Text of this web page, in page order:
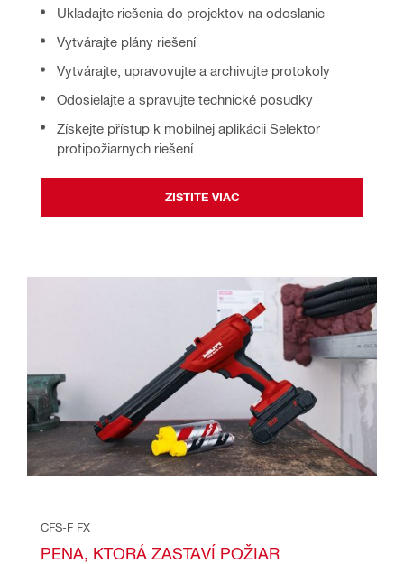
Ukladajte riešenia do projektov na odoslanie
Vytvárajte plány riešení
Vytvárajte, upravovujte a archivujte protokoly
Odosielajte a spravujte technické posudky
Získejte přístup k mobilnej aplikácii Selektor
protipožiarnych riešení
ZISTITE VIAC
CFS-F FX
PENA, KTORÁ ZASTAVÍ POŽIAR